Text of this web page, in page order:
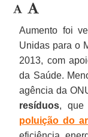
Aumento foi
Unidas para o
2013, com
da Saúde.
agência da
resíduos, que
poluição do ar